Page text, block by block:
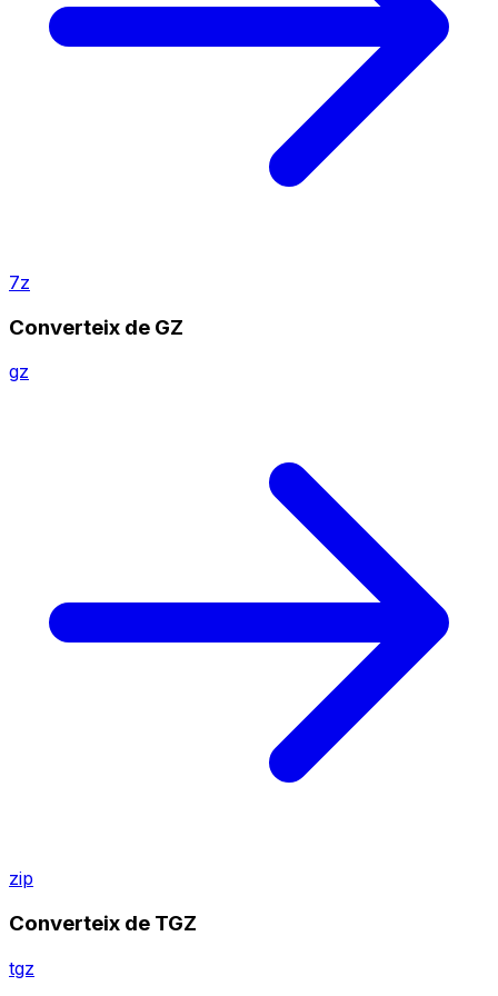
7z
Converteix de GZ
gz
zip
Converteix de TGZ
tgz